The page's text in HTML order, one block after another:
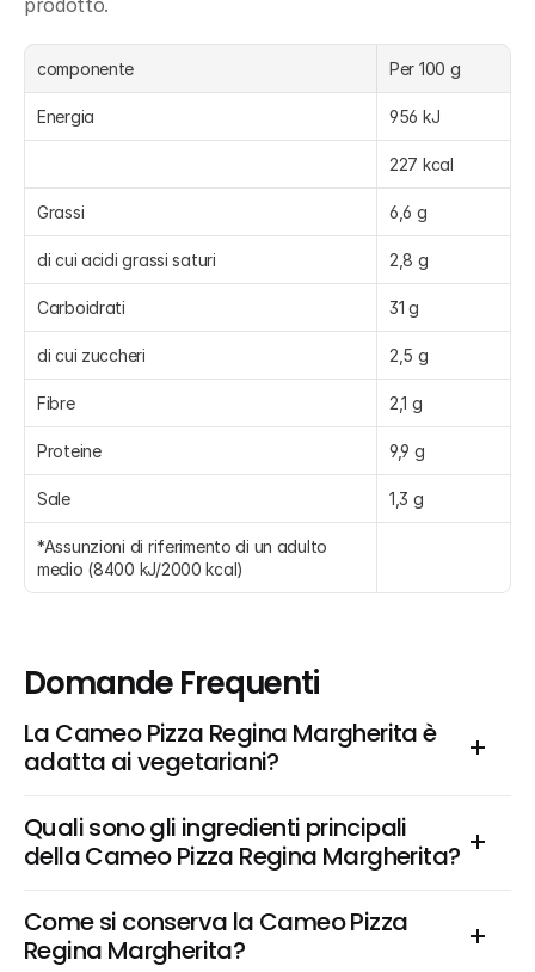
prodotto.
componente Per 100 g
Energia 956 kJ
227 kcal
Grassi 6,6 g
di cui acidi grassi saturi 2,8 g
Carboidrati 31 g
di cui zuccheri 2,5 g
Fibre 2,1 g
Proteine 9,9 g
Sale 1,3 g
*Assunzioni di riferimento di un adulto
medio (8400 kJ/2000 kcal)
Domande Frequenti
La Cameo Pizza Regina Margherita è
adatta ai vegetariani?
Quali sono gli ingredienti principali
della Cameo Pizza Regina Margherita?
Come si conserva la Cameo Pizza
Regina Margherita?